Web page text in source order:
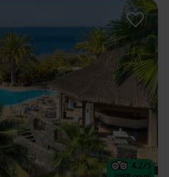
4.2/5
2698 opinii